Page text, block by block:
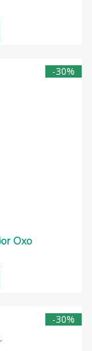
-30%
Oxo
-30%